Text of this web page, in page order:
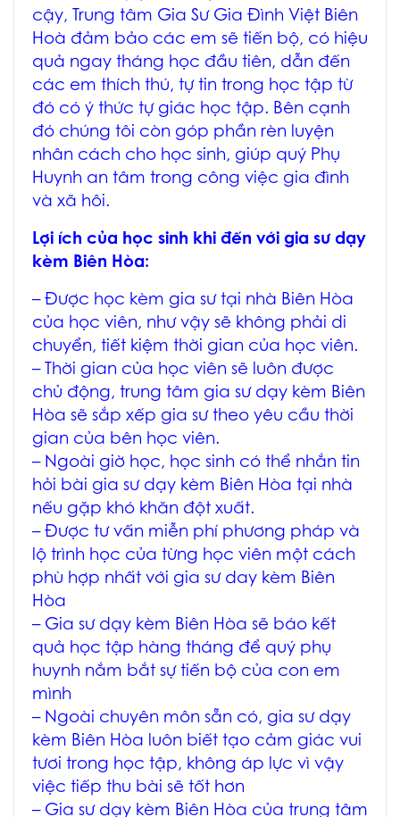
cậy, Trung tâm Gia Sư Gia Đình Việt Biên
Hoà đảm bảo các em sẽ tiến bộ, có hiệu
quả ngay tháng học đầu tiên, dẫn đến
các em thích thú, tự tin trong học tập từ
đó có ý thức tự giác học tập. Bên cạnh
đó chúng tôi còn góp phần rèn luyện
nhân cách cho học sinh, giúp quý Phụ
Huynh an tâm trong công việc gia đình
và xã hôi.
Lợi ích của học sinh khi đến với gia sư dạy
kèm Biên Hòa:
– Được học kèm gia sư tại nhà Biên Hòa
của học viên, như vậy sẽ không phải di
chuyển, tiết kiệm thời gian của học viên.
– Thời gian của học viên sẽ luôn được
chủ động, trung tâm gia sư dạy kèm Biên
Hòa sẽ sắp xếp gia sư theo yêu cầu thời
gian của bên học viên.
– Ngoài giờ học, học sinh có thể nhắn tin
hỏi bài gia sư dạy kèm Biên Hòa tại nhà
nếu gặp khó khăn đột xuất.
– Được tư vấn miễn phí phương pháp và
lộ trình học của từng học viên một cách
phù hợp nhất với gia sư day kèm Biên
Hòa
– Gia sư dạy kèm Biên Hòa sẽ báo kết
quả học tập hàng tháng để quý phụ
huynh nắm bắt sự tiến bộ của con em
mình
– Ngoài chuyên môn sẵn có, gia sư dạy
kèm Biên Hòa luôn biết tạo cảm giác vui
tươi trong học tập, không áp lực vì vậy
việc tiếp thu bài sẽ tốt hơn
– Gia sư dạy kèm Biên Hòa của trung tâm